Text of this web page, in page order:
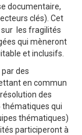
documentaire,
clés). Cet
les fragilités
qui mèneront
et inclusifs.
des
en commun
des
thématiques qui
thématiques)
participeront à